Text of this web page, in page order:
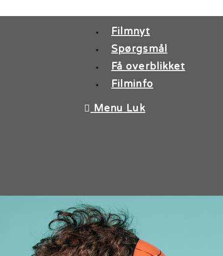
Filmnyt
Spørgsmål
Få overblikket
Filminfo
Menu Luk